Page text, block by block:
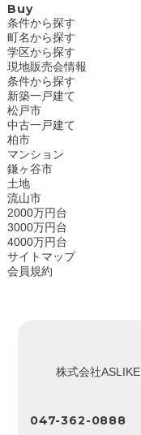
Buy
条件から探す
町名から探す
学区から探す
現地販売会情報
条件から探す
新築一戸建て
松戸市
中古一戸建て
柏市
マンション
鎌ヶ谷市
土地
流山市
2000万円台
3000万円台
4000万円台
サイトマップ
会員規約
株式会社ASLIKE
047-362-0888